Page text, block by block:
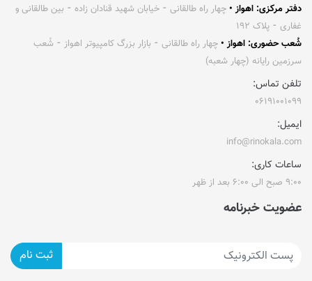
دفتر مرکزی: اهواز • چهار راه طالقانی ⁃ خیابان شهید قنادان زاده ⁃ بین طالقانی و
غفاری ⁃ پلاک ۱۹۲
شُعب حضوری: اهواز • چهار راه طالقانی ⁃ بازار بزرگ کامپیوتر اهواز ⁃ شُعب
سرزمین رایانه (چهار شعبه)
تلفن تماس:
۰۶۱۹۱۰۰۱۰۹۹
ایمیل:
info@rinokala.com
ساعات کاری:
۹:۰۰ صبح الی ۶:۰۰ بعد از ظهر
عضویت خبرنامه
ثبت نام